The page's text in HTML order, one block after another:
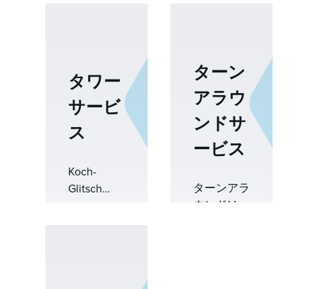
タワー
サービ
ス
Koch-
Glitsch
ターン
アラウ
ンドサ
ービス
ターンアラ
ウンドは間